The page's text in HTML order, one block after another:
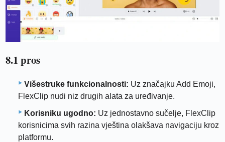
8.1 pros
Višestruke funkcionalnosti: Uz značajku Add Emoji,
FlexClip nudi niz drugih alata za uređivanje.
Korisniku ugodno: Uz jednostavno sučelje, FlexClip
korisnicima svih razina vještina olakšava navigaciju kroz
platformu.